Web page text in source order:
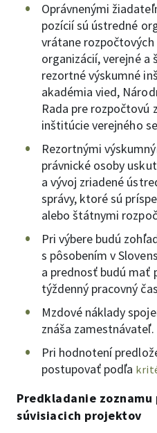
Oprávnenými
pozícií sú ústredné
vrátane rozpočtových
organizácií, verejné a
rezortné výskumné
akadémia vied,
Rada pre rozpočtovú
inštitúcie verejného
Rezortnými
právnické osoby
a vývoj zriadené
správy, ktoré sú
alebo štátnymi
Pri výbere budú
s pôsobením v
a prednosť budú mať
týždenný pracovný
Mzdové náklady
znáša zamestnávateľ.
Pri hodnotení
postupovať podľa
Predkladanie
súvisiacich projektov